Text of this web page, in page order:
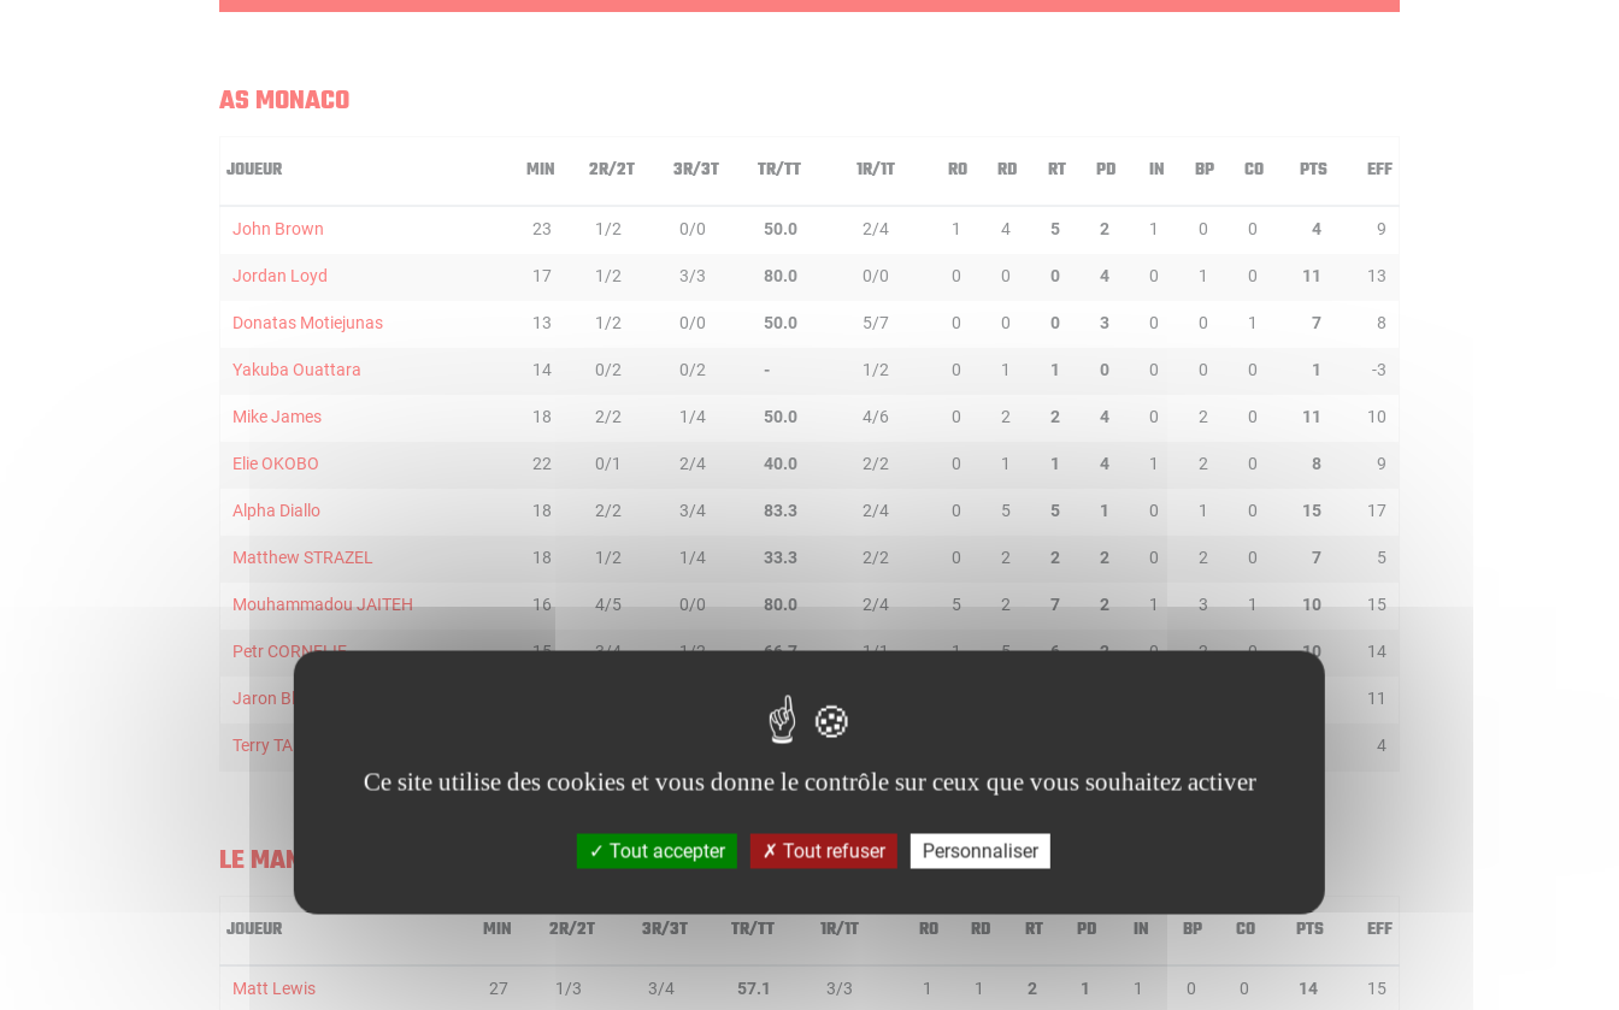
AS MONACO
JOUEUR MIN 2R/2T 3R/3T TR/TT 1R/1T RO RD RT PD IN BP CO PTS EFF
John Brown 23 1/2 0/0 50.0 2/4 1 4 5 2 1 0 0 4 9
Jordan Loyd 17 1/2 3/3 80.0 0/0 0 0 0 4 0 1 0 11 13
Donatas Motiejunas 13 1/2 0/0 50.0 5/7 0 0 0 3 0 0 1 7 8
Yakuba Ouattara 14 0/2 0/2 - 1/2 0 1 1 0 0 0 0 1 -3
Mike James 18 2/2 1/4 50.0 4/6 0 2 2 4 0 2 0 11 10
Elie OKOBO 22 0/1 2/4 40.0 2/2 0 1 1 4 1 2 0 8 9
Alpha Diallo 18 2/2 3/4 83.3 2/4 0 5 5 1 0 1 0 15 17
Matthew STRAZEL 18 1/2 1/4 33.3 2/2 0 2 2 2 0 2 0 7 5
Mouhammadou JAITEH 16 4/5 0/0 80.0 2/4 5 2 7 2 1 3 1 10 15
Petr CORNELIE 15 3/4 1/2 66.7 1/1 1 5 6 2 0 2 0 10 14
Jaron Blossomgame 100.0 11
Terry TARPEY 4
LE MANS
JOUEUR MIN 2R/2T 3R/3T TR/TT 1R/1T RO RD RT PD IN BP CO PTS EFF
Matt Lewis 27 1/3 3/4 57.1 3/3 1 1 2 1 1 0 0 14 15
Ce site utilise des cookies et vous donne le contrôle sur ceux que vous souhaitez activer
Tout accepter Tout refuser Personnaliser